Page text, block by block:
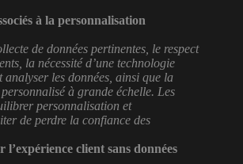
à la personnalisation
de données pertinentes, le respect
la nécessité d’une technologie
analyser les données, ainsi que la
à grande échelle. Les
personnalisation et
de perdre la confiance des
l’expérience client sans données